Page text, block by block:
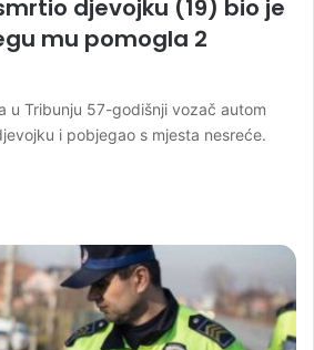
djevojku (19) bio je
mu pomogla 2
u Tribunju 57-godišnji vozač autom
i pobjegao s mjesta nesreće.